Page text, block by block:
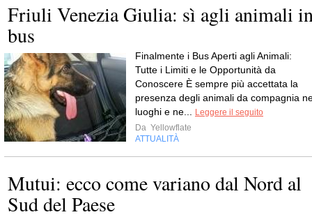
Friuli Venezia Giulia: sì agli animali
bus
Finalmente i Bus Aperti agli Animali:
Tutte i Limiti e le Opportunità da
Conoscere È sempre più accettata la
presenza degli animali da compagnia
luoghi e ne...
Leggere il seguito
Da Yellowflate
ATTUALITÀ
Mutui: ecco come variano dal Nord al
Sud del Paese